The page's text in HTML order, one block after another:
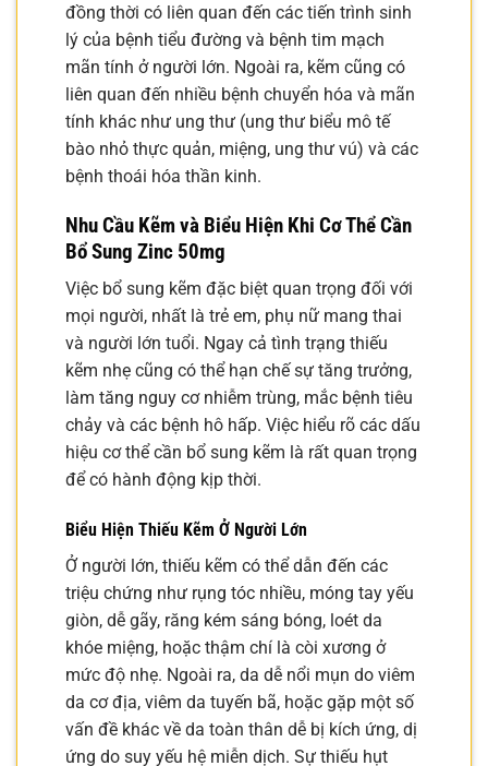
đồng thời có liên quan đến các tiến trình sinh
lý của bệnh tiểu đường và bệnh tim mạch
mãn tính ở người lớn. Ngoài ra, kẽm cũng có
liên quan đến nhiều bệnh chuyển hóa và mãn
tính khác như ung thư (ung thư biểu mô tế
bào nhỏ thực quản, miệng, ung thư vú) và các
bệnh thoái hóa thần kinh.
Nhu Cầu Kẽm và Biểu Hiện Khi Cơ Thể Cần
Bổ Sung Zinc 50mg
Việc bổ sung kẽm đặc biệt quan trọng đối với
mọi người, nhất là trẻ em, phụ nữ mang thai
và người lớn tuổi. Ngay cả tình trạng thiếu
kẽm nhẹ cũng có thể hạn chế sự tăng trưởng,
làm tăng nguy cơ nhiễm trùng, mắc bệnh tiêu
chảy và các bệnh hô hấp. Việc hiểu rõ các dấu
hiệu cơ thể cần bổ sung kẽm là rất quan trọng
để có hành động kịp thời.
Biểu Hiện Thiếu Kẽm Ở Người Lớn
Ở người lớn, thiếu kẽm có thể dẫn đến các
triệu chứng như rụng tóc nhiều, móng tay yếu
giòn, dễ gãy, răng kém sáng bóng, loét da
khóe miệng, hoặc thậm chí là còi xương ở
mức độ nhẹ. Ngoài ra, da dễ nổi mụn do viêm
da cơ địa, viêm da tuyến bã, hoặc gặp một số
vấn đề khác về da toàn thân dễ bị kích ứng, dị
ứng do suy yếu hệ miễn dịch. Sự thiếu hụt